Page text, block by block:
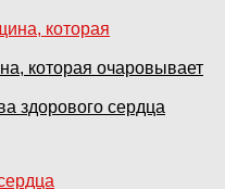
которая очаровывает
здорового сердца